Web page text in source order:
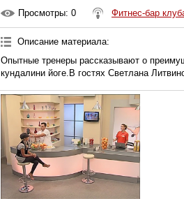
Просмотры: 0 Фитнес-бар
Описание материала:
Опытные тренеры рассказывают о
кундалини йоге.В гостях Светлана